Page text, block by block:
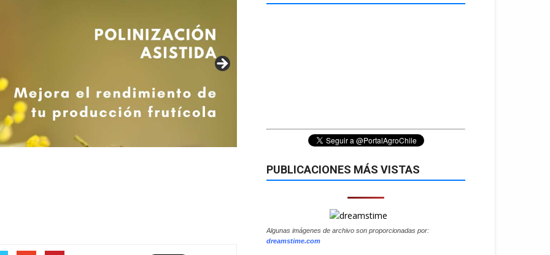
PUBLICACIONES MÁS VISTAS
Algunas imágenes de archivo son proporcionadas por:
dreamstime.com